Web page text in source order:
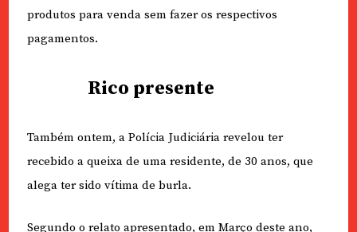
produtos para venda sem fazer os respectivos
pagamentos.
Rico presente
Também ontem, a Polícia Judiciária revelou ter
recebido a queixa de uma residente, de 30 anos, que
alega ter sido vítima de burla.
Segundo o relato apresentado, em Março deste ano,